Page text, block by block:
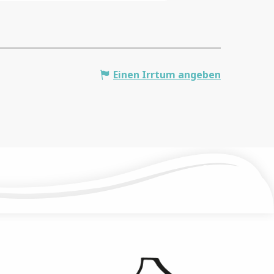
Einen Irrtum angeben